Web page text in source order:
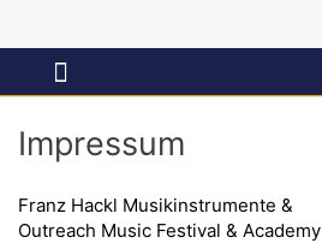
Impressum
Franz Hackl Musikinstrumente &
Outreach Music Festival & Academy